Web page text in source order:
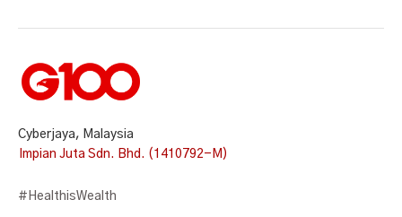
Cyberjaya, Malaysia
Impian Juta Sdn. Bhd. (1410792-M)
#HealthisWealth